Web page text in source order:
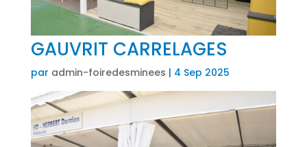
GAUVRIT CARRELAGES
par admin-foiredesminees | 4 Sep 2025